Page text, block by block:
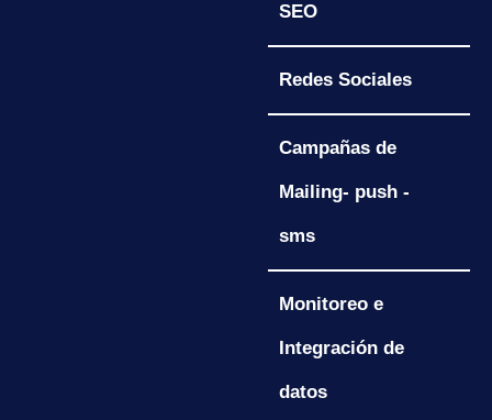
SEO
Redes Sociales
Campañas de
Mailing- push -
sms
Monitoreo e
Integración de
datos